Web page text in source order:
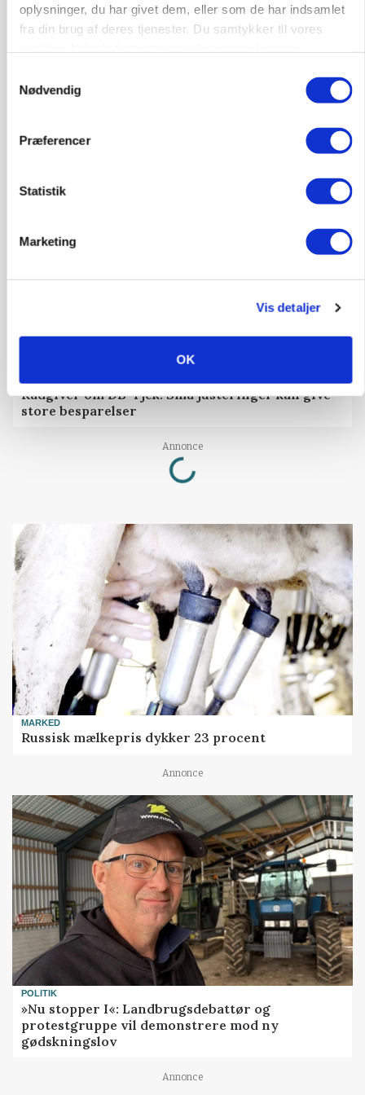
oplysninger, du har givet dem, eller som de har indsamlet
fra din brug af deres tjenester. Du samtykker til vores
Nødvendig
Præferencer
Statistik
Marketing
Vis detaljer
OK
Prisgab på 20 kroner pr. kg vokser: Polsk kylling
Rådgiver om DB-Tjek: Små justeringer kan give
store besparelser
Annonce
Loading...
MARKED
Russisk mælkepris dykker 23 procent
Annonce
POLITIK
»Nu stopper I«: Landbrugsdebattør og
protestgruppe vil demonstrere mod ny
gødskningslov
Annonce